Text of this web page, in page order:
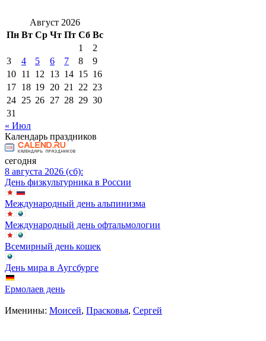
Август 2026
Пн Вт Ср Чт Пт Сб Вс
1
2
3
4 5 6 7 8
9
10 11 12 13 14 15 16
17 18 19 20 21 22 23
24 25 26 27 28 29 30
31
« Июл
Календарь праздников
сегодня
8 августа 2026 (сб):
День физкультурника в России
Международный день альпинизма
Международный день офтальмологии
Всемирный день кошек
День мира в Аугсбурге
Ермолаев день
Именины: Моисей, Прасковья, Сергей